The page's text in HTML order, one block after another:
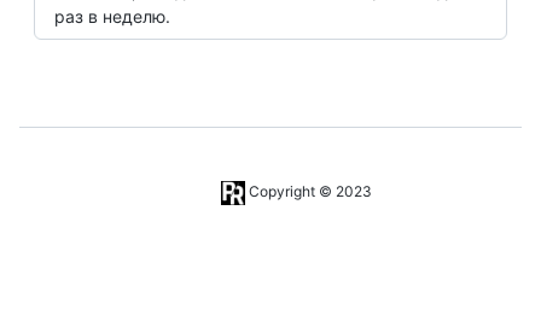
раз в неделю.
Copyright © 2023